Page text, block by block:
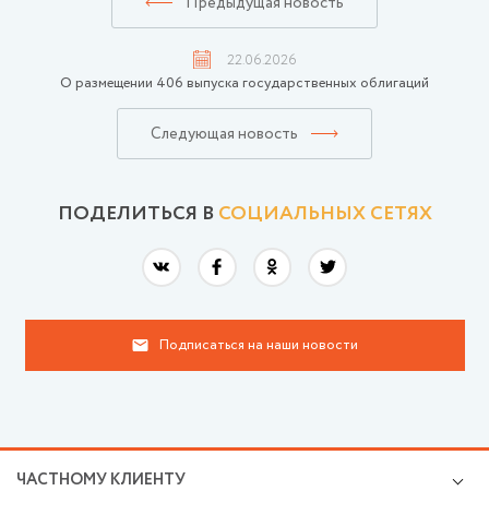
ПОДЕЛИТЬСЯ ВСОЦИАЛЬНЫХ СЕТЯХ
Подписаться на наши новости
22.06.2026
О размещении 406 выпуска государственных облигаций
Следующая новость
ЧАСТНОМУ КЛИЕНТУ